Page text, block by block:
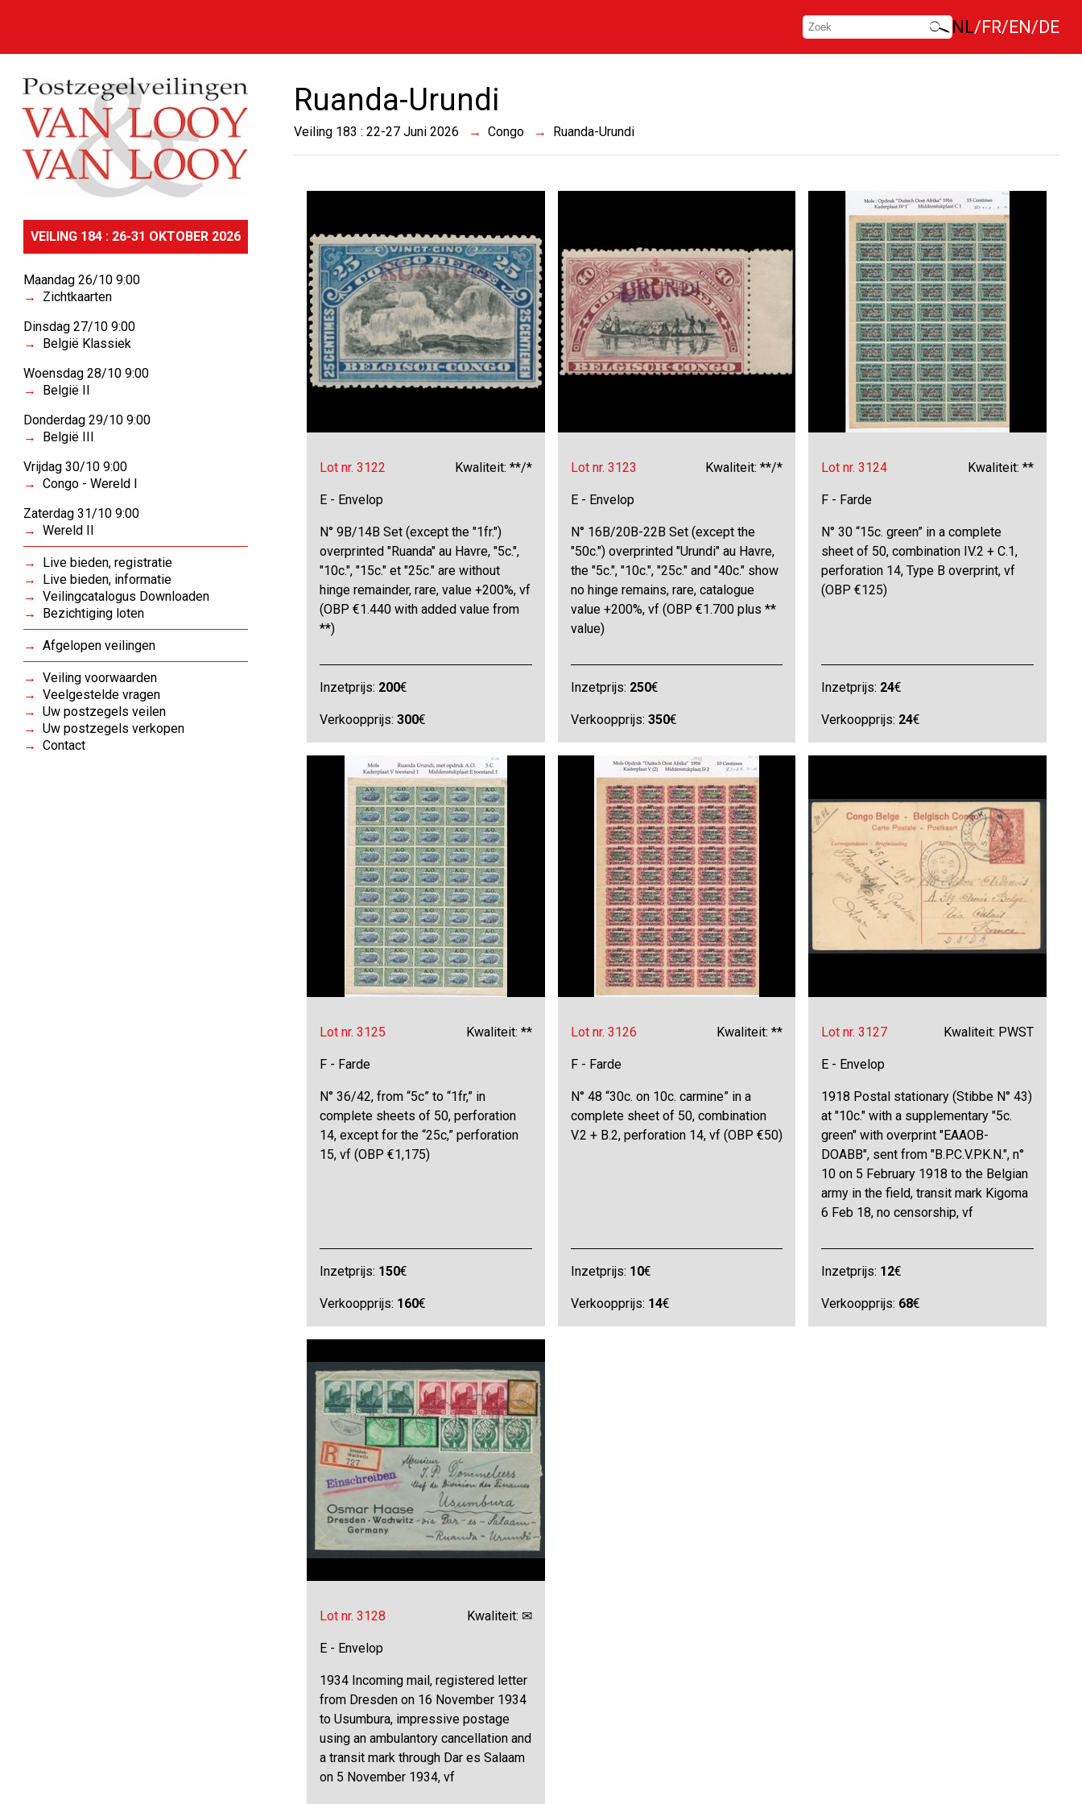
NL FR EN DE
VEILING 184 : 26-31 OKTOBER 2026
Maandag 26/10 9:00
Zichtkaarten
Dinsdag 27/10 9:00
België Klassiek
Woensdag 28/10 9:00
België II
Donderdag 29/10 9:00
België III
Vrijdag 30/10 9:00
Congo - Wereld I
Zaterdag 31/10 9:00
Wereld II
Live bieden, registratie
Live bieden, informatie
Veilingcatalogus Downloaden
Bezichtiging loten
Afgelopen veilingen
Veiling voorwaarden
Veelgestelde vragen
Uw postzegels veilen
Uw postzegels verkopen
Contact
Ruanda-Urundi
Veiling 183 : 22-27 Juni 2026 Congo Ruanda-Urundi
Lot nr. 3122 Kwaliteit: **/*
E - Envelop
N° 9B/14B Set (except the "1fr.")
overprinted "Ruanda" au Havre, "5c.",
"10c.", "15c." et "25c." are without
hinge remainder, rare, value +200%, vf
(OBP €1.440 with added value from
**)
Inzetprijs: 200€
Verkoopprijs:300€
Lot nr. 3123 Kwaliteit: **/*
E - Envelop
N° 16B/20B-22B Set (except the
"50c.") overprinted "Urundi" au Havre,
the "5c.", "10c.", "25c." and "40c." show
no hinge remains, rare, catalogue
value +200%, vf (OBP €1.700 plus **
value)
Inzetprijs: 250€
Verkoopprijs: 350€
Lot nr. 3124 Kwaliteit: **
F - Farde
N° 30 “15c. green” in a complete
sheet of 50, combination IV.2 + C.1,
perforation 14, Type B overprint, vf
(OBP €125)
Inzetprijs: 24€
Verkoopprijs: 24€
Lot nr. 3125 Kwaliteit: **
F - Farde
N° 36/42, from “5c” to “1fr,” in
complete sheets of 50, perforation
14, except for the “25c,” perforation
15, vf (OBP €1,175)
Inzetprijs: 150€
Verkoopprijs: 160€
Lot nr. 3126 Kwaliteit: **
F - Farde
N° 48 “30c. on 10c. carmine” in a
complete sheet of 50, combination
V.2 + B.2, perforation 14, vf (OBP €50)
Inzetprijs: 10€
Verkoopprijs: 14€
Lot nr. 3127 Kwaliteit: PWST
E - Envelop
1918 Postal stationary (Stibbe N° 43)
at "10c." with a supplementary "5c.
green" with overprint "EAAOB-
DOABB", sent from "B.P.C.V.P.K.N.", n°
10 on 5 February 1918 to the Belgian
army in the field, transit mark Kigoma
6 Feb 18, no censorship, vf
Inzetprijs: 12€
Verkoopprijs: 68€
Lot nr. 3128 Kwaliteit: ✉
E - Envelop
1934 Incoming mail, registered letter
from Dresden on 16 November 1934
to Usumbura, impressive postage
using an ambulantory cancellation and
a transit mark through Dar es Salaam
on 5 November 1934, vf